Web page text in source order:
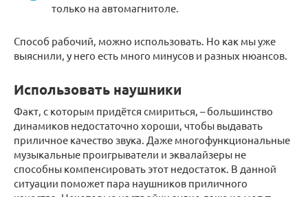
только на автомагнитоле.
Способ рабочий, можно использовать. Но как мы уже
выяснили, у него есть много минусов и разных нюансов.
Использовать наушники
Факт, с которым придётся смириться, – большинство
динамиков недостаточно хороши, чтобы выдавать
приличное качество звука. Даже многофункциональные
музыкальные проигрыватели и эквалайзеры не
способны компенсировать этот недостаток. В данной
ситуации поможет пара наушников приличного